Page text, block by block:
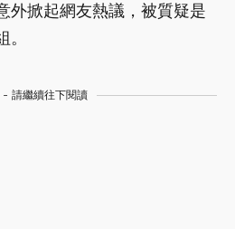
外掀起網友熱議，被質疑是
- 請繼續往下閱讀